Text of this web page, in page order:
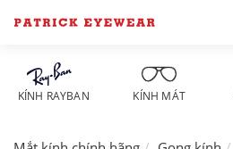
KÍNH RAYBAN KÍNH MÁT